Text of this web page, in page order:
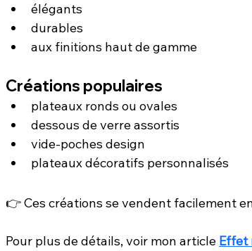
élégants
durables
aux finitions haut de gamme
Créations populaires
plateaux ronds ou ovales
dessous de verre assortis
vide-poches design
plateaux décoratifs personnalisés
👉 Ces créations se vendent facilement
Pour plus de détails, voir mon article Effet